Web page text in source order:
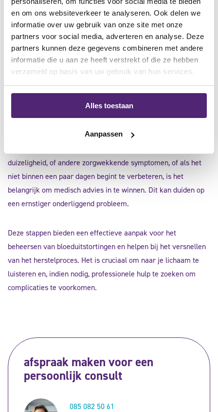
en om ons websiteverkeer te analyseren. Ook delen we
informatie over uw gebruik van onze site met onze
partners voor social media, adverteren en analyse. Deze
partners kunnen deze gegevens combineren met andere
informatie die u aan ze heeft verstrekt of die ze hebben
verzameld op basis van uw gebruik van hun services.
Alles toestaan
Aanpassen
vocht te bevorderen.
Toepassing van warmte:
– Na de eerste 48 uur kun je beginnen met het aanbrengen van
warmte op de kneuzing. Warmte helpt de doorbloeding te
bevorderen en versnelt het herstelproces. Gebruik een warmte
pad of een warm vochtig doekje en breng dit enkele keren per
duizeligheid, of andere zorgwekkende symptomen, of als het
niet binnen een paar dagen begint te verbeteren, is het
belangrijk om medisch advies in te winnen. Dit kan duiden op
een ernstiger onderliggend probleem.
Deze stappen bieden een effectieve aanpak voor het
beheersen van bloeduitstortingen en helpen bij het versnellen
van het herstelproces. Het is cruciaal om naar je lichaam te
luisteren en, indien nodig, professionele hulp te zoeken om
complicaties te voorkomen.
afspraak maken voor een
persoonlijk consult
085 082 50 61